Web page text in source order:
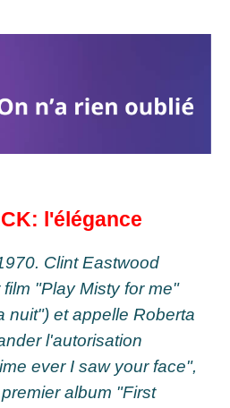
l'élégance
Clint Eastwood
"Play Misty for me"
nuit") et appelle Roberta
l'autorisation
ever I saw your face",
album "First